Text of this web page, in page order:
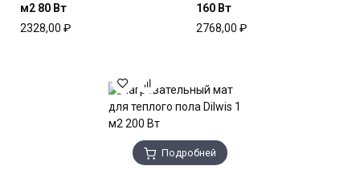
м2 80 Вт
2328,00 ₽
160 Вт
2768,00 ₽
Подробней